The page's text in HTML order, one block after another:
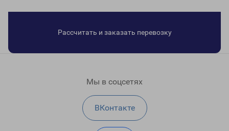
Рассчитать и заказать перевозку
Мы в соцсетях
ВКонтакте